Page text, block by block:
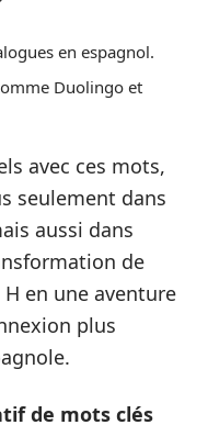
en espagnol.
Duolingo et
avec ces mots,
seulement dans
aussi dans
de
en une aventure
plus
de mots clés